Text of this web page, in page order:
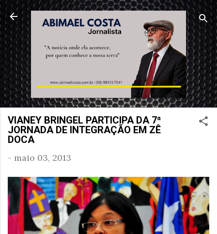
Pular para o conteúdo principal
VIANEY BRINGEL PARTICIPA DA 7ª
JORNADA DE INTEGRAÇÃO EM ZÊ
DOCA
- maio 03, 2013